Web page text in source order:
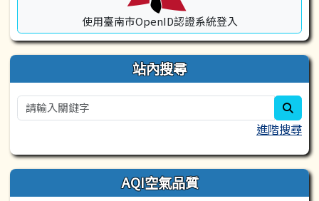
使用臺南市OpenID認證系統登入
站內搜尋
進階搜尋
AQI空氣品質